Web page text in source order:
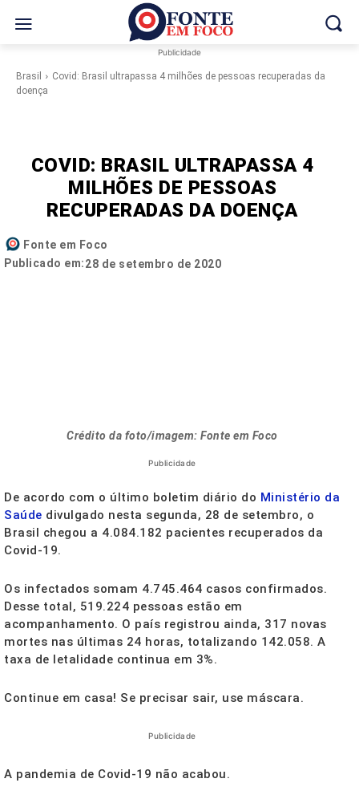
Publicidade
Brasil
Covid: Brasil ultrapassa 4 milhões de pessoas recuperadas da
doença
COVID: BRASIL ULTRAPASSA 4
MILHÕES DE PESSOAS
RECUPERADAS DA DOENÇA
Fonte em Foco
Publicado em:28 de setembro de 2020
Crédito da foto/imagem: Fonte em Foco
Publicidade
De acordo com o último boletim diário do Ministério da
Saúde divulgado nesta segunda, 28 de setembro, o
Brasil chegou a 4.084.182 pacientes recuperados da
Covid-19.
Os infectados somam 4.745.464 casos confirmados.
Desse total, 519.224 pessoas estão em
acompanhamento. O país registrou ainda, 317 novas
mortes nas últimas 24 horas, totalizando 142.058. A
taxa de letalidade continua em 3%.
Continue em casa! Se precisar sair, use máscara.
Publicidade
A pandemia de Covid-19 não acabou.